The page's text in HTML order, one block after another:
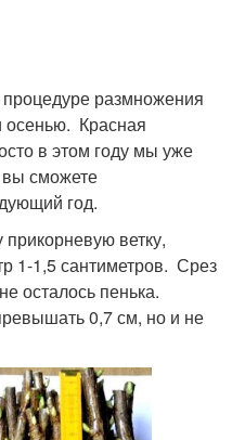
размножения
осенью. Красная
в этом году мы уже
сможете
год.
ветку,
1-1,5 сантиметров. Срез
осталось пенька.
0,7 см, но и не